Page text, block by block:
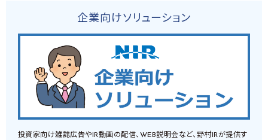
企業向けソリューション
投資家向け雑誌広告やIR動画の配信、WEB説明会など、野村IRが提供す